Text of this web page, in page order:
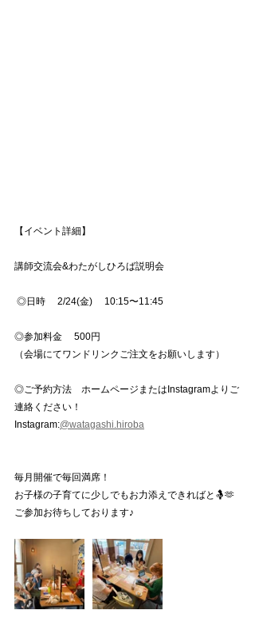
【イベント詳細】
講師交流会&わたがしひろば説明会
◎日時　 2/24(金)　 10:15〜11:45
◎参加料金　 500円
（会場にてワンドリンクご注文をお願いします）
◎ご予約方法　ホームページまたはInstagramよりご
連絡ください！
Instagram:@watagashi.hiroba
毎月開催で毎回満席！
お子様の子育てに少しでもお力添えできればと🤱🫶
ご参加お待ちしております♪